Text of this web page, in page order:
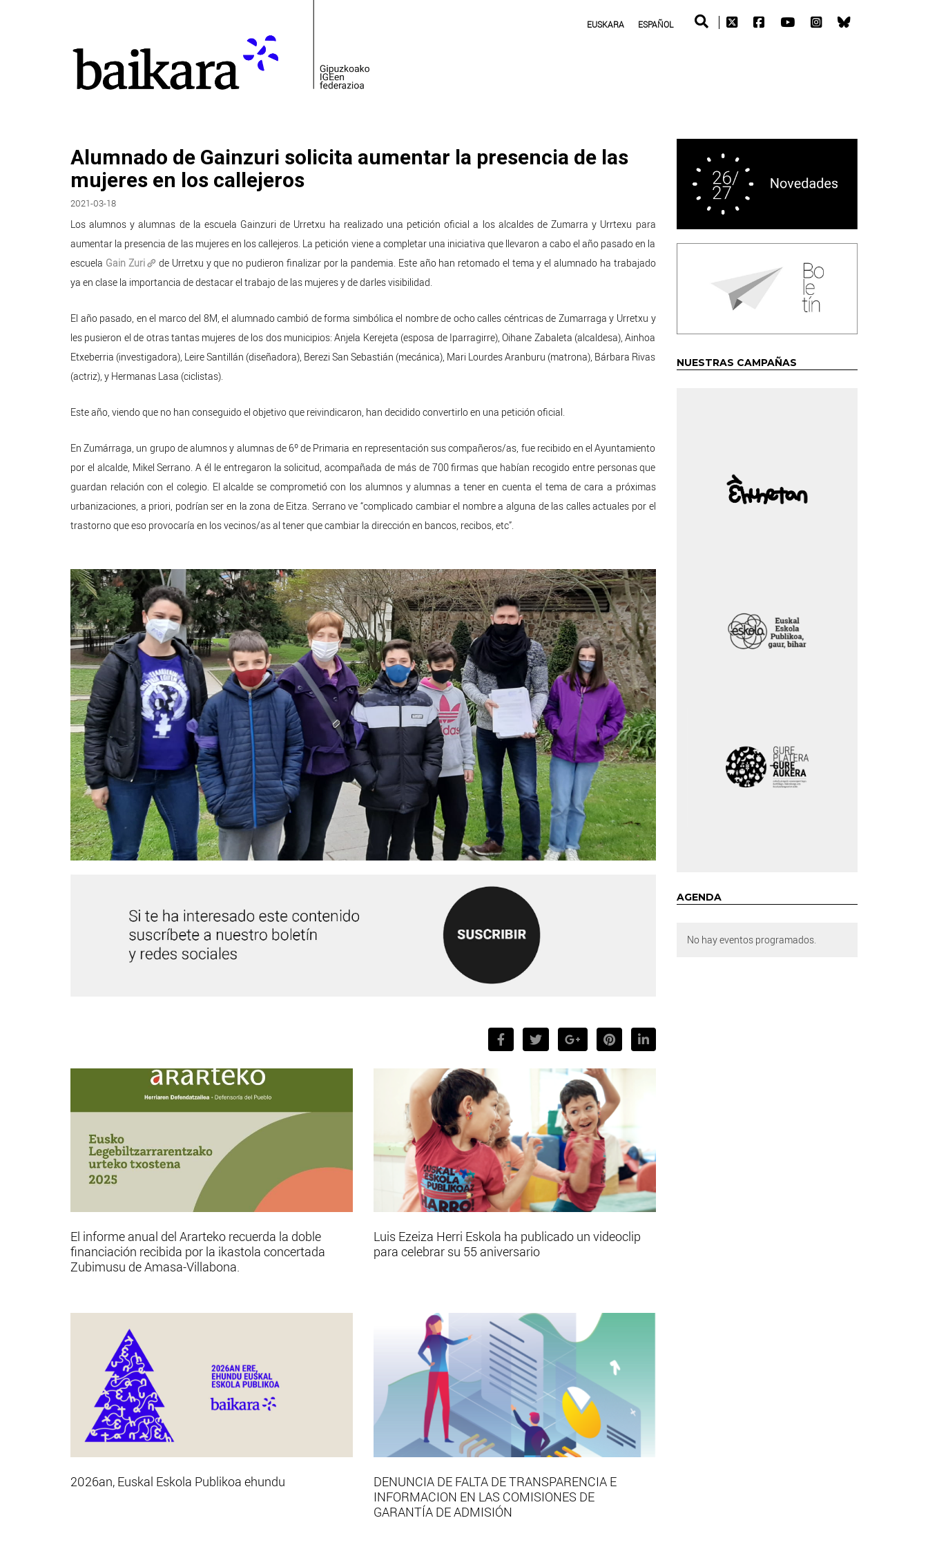
EUSKARA ESPAÑOL
Alumnado de Gainzuri solicita aumentar la presencia de las
mujeres en los callejeros
2021-03-18
Los alumnos y alumnas de la escuela Gainzuri de Urretxu ha realizado una petición oficial a los alcaldes de Zumarra y Urrtexu para
aumentar la presencia de las mujeres en los callejeros. La petición viene a completar una iniciativa que llevaron a cabo el año pasado en la
escuela Gain Zuri
de Urretxu y que no pudieron finalizar por la pandemia. Este año han retomado el tema y el alumnado ha trabajado
ya en clase la importancia de destacar el trabajo de las mujeres y de darles visibilidad.
El año pasado, en el marco del 8M,el alumnado cambió de forma simbólica el nombre de ocho calles céntricas de Zumarraga y Urretxu y
les pusieron el de otras tantas mujeres de los dos municipios: Anjela Kerejeta (esposa de Iparragirre), Oihane Zabaleta (alcaldesa), Ainhoa
Etxeberria (investigadora), Leire Santillán (diseñadora), Berezi San Sebastián (mecánica), Mari Lourdes Aranburu (matrona), Bárbara Rivas
(actriz), y Hermanas Lasa (ciclistas).
Este año, viendo que no han conseguido el objetivo que reivindicaron, han decidido convertirlo en una petición oficial.
En Zumárraga, un grupo de alumnos y alumnas de 6º de Primaria en representación sus compañeros/as, fue recibido en el Ayuntamiento
por el alcalde, Mikel Serrano. A él le entregaron la solicitud, acompañada de más de 700 firmas que habían recogido entre personas que
guardan relación con el colegio. El alcalde se comprometió con los alumnos y alumnas a tener en cuenta el tema de cara a próximas
urbanizaciones, a priori, podrían ser en la zona de Eitza. Serrano ve “complicado cambiar el nombre a alguna de las calles actuales por el
trastorno que eso provocaría en los vecinos/as al tener que cambiar la dirección en bancos, recibos, etc”.
El informe anual del Ararteko recuerda la doble
financiación recibida por la ikastola concertada
Zubimusu de Amasa-Villabona.
Luis Ezeiza Herri Eskola ha publicado un videoclip
para celebrar su 55 aniversario
2026an, Euskal Eskola Publikoa ehundu
DENUNCIA DE FALTA DE TRANSPARENCIA E
INFORMACION EN LAS COMISIONES DE
GARANTÍA DE ADMISIÓN
NUESTRAS CAMPAÑAS
AGENDA
No hay eventos programados.